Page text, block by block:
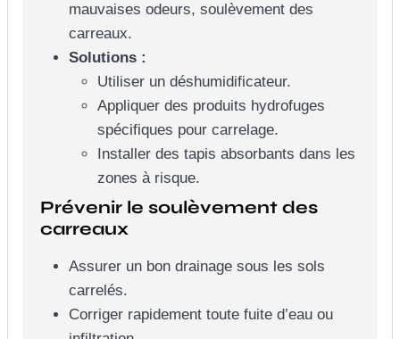
mauvaises odeurs, soulèvement des
carreaux.
Solutions :
Utiliser un déshumidificateur.
Appliquer des produits hydrofuges
spécifiques pour carrelage.
Installer des tapis absorbants dans les
zones à risque.
Prévenir le soulèvement des
carreaux
Assurer un bon drainage sous les sols
carrelés.
Corriger rapidement toute fuite d’eau ou